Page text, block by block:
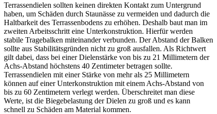
Terrassendielen sollten keinen direkten Kontakt zum Untergrund
haben, um Schäden durch Staunässe zu vermeiden und dadurch die
Haltbarkeit des Terrassenbodens zu erhöhen. Deshalb baut man im
zweiten Arbeitsschritt eine Unterkonstruktion. Hierfür werden
stabile Tragebalken miteinander verbunden. Der Abstand der Balken
sollte aus Stabilitätsgründen nicht zu groß ausfallen. Als Richtwert
gilt dabei, dass bei einer Dielenstärke von bis zu 21 Millimetern der
Achs-Abstand höchstens 40 Zentimeter betragen sollte.
Terrassendielen mit einer Stärke von mehr als 25 Millimetern
können auf einer Unterkonstruktion mit einem Achs-Abstand von
bis zu 60 Zentimetern verlegt werden. Überschreitet man diese
Werte, ist die Biegebelastung der Dielen zu groß und es kann
schnell zu Schäden am Material kommen.